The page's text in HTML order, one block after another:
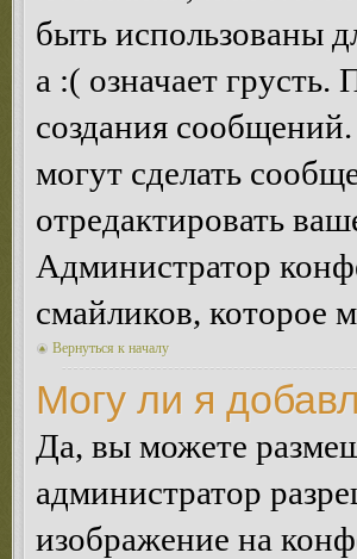
быть использованы
а :( означает
создания сообщений.
могут сделать
отредактировать
Администратор
смайликов, которое
Вернуться к началу
Могу ли я
Да, вы можете
администратор
изображение на